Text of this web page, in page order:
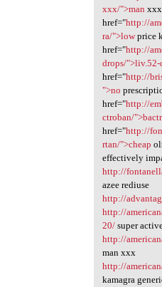
xxx/">man
href="http://
ra/">lowprice
href="http://
drops/">liv.52-
href="http://
">no
href="http://
ctroban/
href="http://
rtan/">cheap
effectively
http://
azee rediuse
http://
http://
20/super
http://
man xxx
http://
kamagra